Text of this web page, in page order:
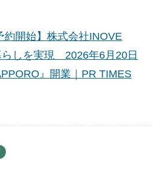
約開始】株式会社INOVE
らしを実現 2026年6月20日
』開業｜PR TIMES